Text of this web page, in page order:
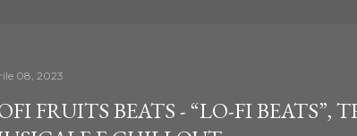
08, 2023
FRUITS BEATS - “LO-FI BEATS”,